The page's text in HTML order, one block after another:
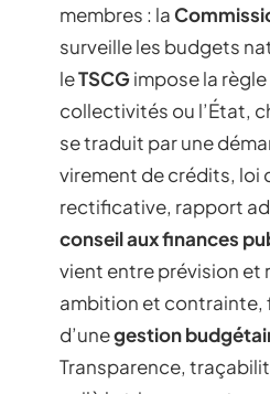
membres : la
surveille les budgets
leTSCGimpose la règle
collectivités ou l’État,
se traduit par une
virement de crédits, loi
rectificative, rapport
conseil aux finances
vient entre prévision et
ambition et contrainte,
d’unegestion
Transparence,